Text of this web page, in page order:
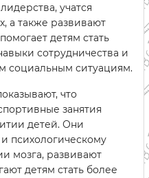
учатся
а также развивают
детям стать
сотрудничества и
социальным ситуациям.
что
занятия
детей. Они
психологическому
мозга, развивают
детям стать более